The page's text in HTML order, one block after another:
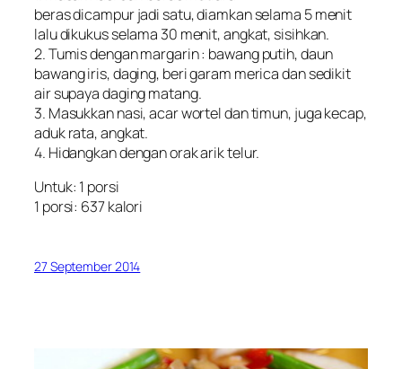
beras dicampur jadi satu, diamkan selama 5 menit
lalu dikukus selama 30 menit, angkat, sisihkan.
2. Tumis dengan margarin : bawang putih, daun
bawang iris, daging, beri garam merica dan sedikit
air supaya daging matang.
3. Masukkan nasi, acar wortel dan timun, juga kecap,
aduk rata, angkat.
4. Hidangkan dengan orak arik telur.
Untuk: 1 porsi
1 porsi: 637 kalori
27 September 2014